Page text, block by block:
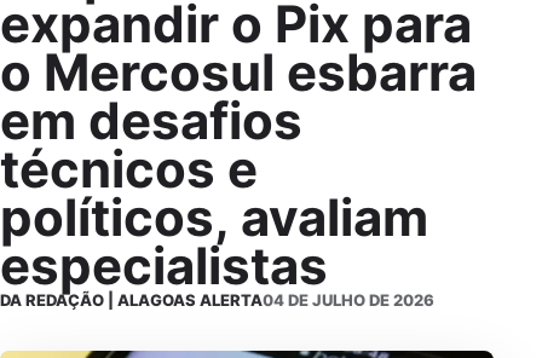
expandir o Pix para
o Mercosul esbarra
em desafios
técnicos e
políticos, avaliam
especialistas
DA REDAÇÃO | ALAGOAS ALERTA04 DE JULHO DE 2026